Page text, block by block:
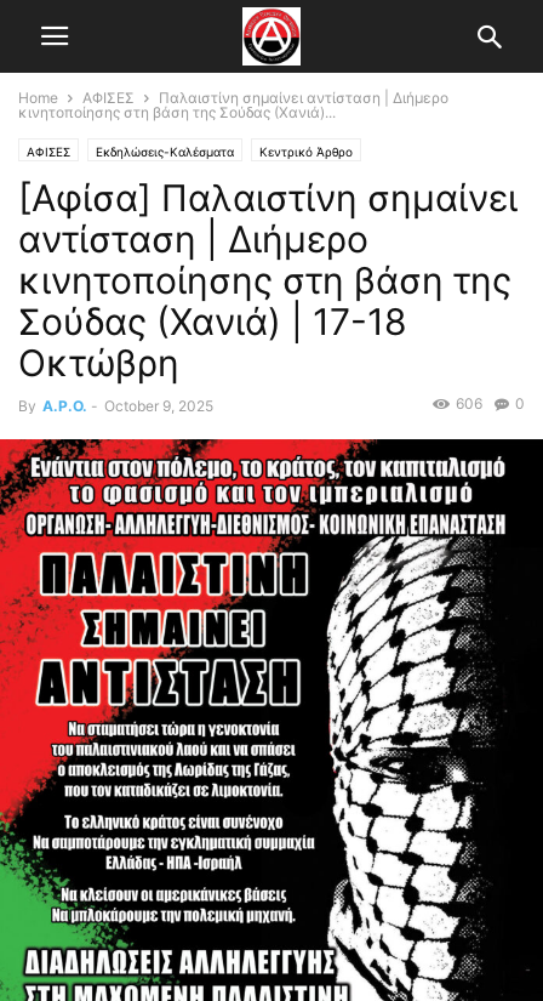
Home ΑΦΙΣΕΣ
Παλαιστίνη σημαίνει αντίσταση | Διήμερο
κινητοποίησης στη βάση της Σούδας (Χανιά)...
ΑΦΙΣΕΣ Εκδηλώσεις-Καλέσματα Κεντρικό Άρθρο
[Αφίσα] Παλαιστίνη σημαίνει
αντίσταση | Διήμερο
κινητοποίησης στη βάση της
Σούδας (Χανιά) | 17-18
Οκτώβρη
By A.P.O. - October 9, 2025 0
606